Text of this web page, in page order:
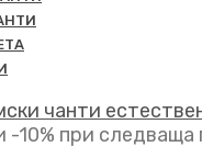
чанти
-10% при следваща